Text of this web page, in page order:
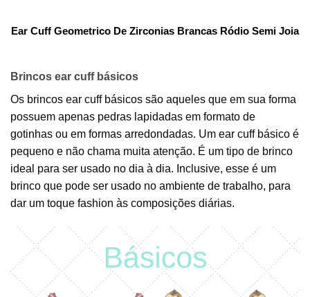
Ear Cuff Geometrico De Zirconias Brancas Ródio Semi Joia
Brincos ear cuff básicos
Os brincos ear cuff básicos são aqueles que em sua forma
possuem apenas pedras lapidadas em formato de
gotinhas ou em formas arredondadas. Um ear cuff básico é
pequeno e não chama muita atenção. É um tipo de brinco
ideal para ser usado no dia à dia. Inclusive, esse é um
brinco que pode ser usado no ambiente de trabalho, para
dar um toque fashion às composições diárias.